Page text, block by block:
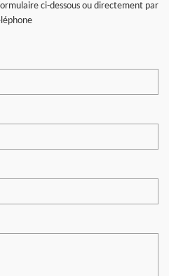
ci-dessous ou directement par